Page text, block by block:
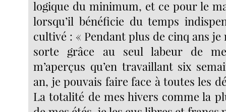
logique du minimum, et ce pour le
lorsqu’il bénéficie du temps
cultivé : « Pendant plus de cinq ans je
sorte grâce au seul labeur de
m’aperçus qu’en travaillant six
an, je pouvais faire face à toutes les
La totalité de mes hivers comme la